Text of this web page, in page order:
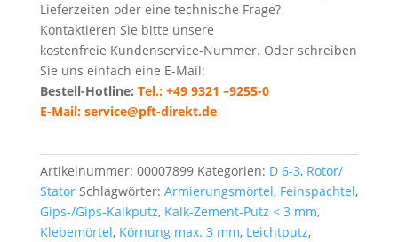
Lieferzeiten oder eine technische Frage?
Kontaktieren Sie bitte unsere
kostenfreie Kundenservice-Nummer. Oder schreiben
Sie uns einfach eine E-Mail:
Bestell-Hotline: Tel.: +49 9321 –9255-0
E-Mail: service@pft-direkt.de
Artikelnummer: 00007899 Kategorien: D 6-3, Rotor/
Stator Schlagwörter: Armierungsmörtel, Feinspachtel,
Gips-/Gips-Kalkputz, Kalk-Zement-Putz < 3 mm,
Klebemörtel, Körnung max. 3 mm, Leichtputz,